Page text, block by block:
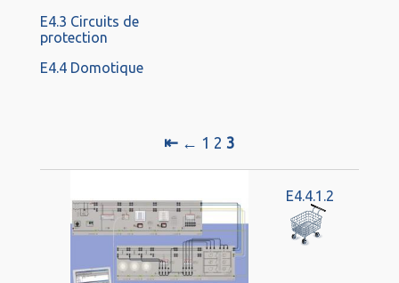
E4.3 Circuits de
protection
E4.4 Domotique
⇤ ← 1 2 3
E4.4.1.2